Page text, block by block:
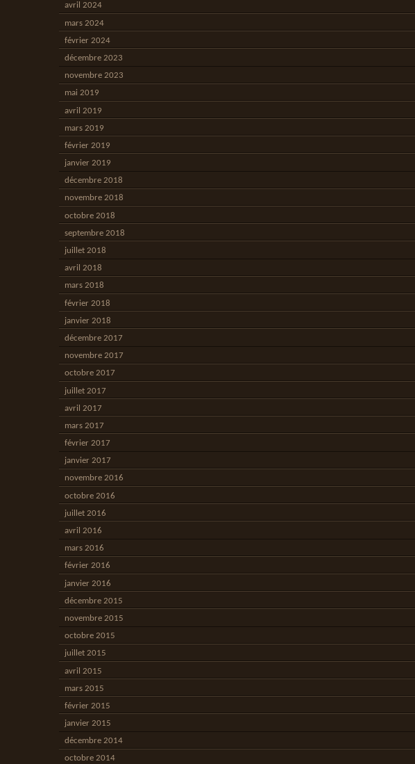
avril 2024
mars 2024
février 2024
décembre 2023
novembre 2023
mai 2019
avril 2019
mars 2019
février 2019
janvier 2019
décembre 2018
novembre 2018
octobre 2018
septembre 2018
juillet 2018
avril 2018
mars 2018
février 2018
janvier 2018
décembre 2017
novembre 2017
octobre 2017
juillet 2017
avril 2017
mars 2017
février 2017
janvier 2017
novembre 2016
octobre 2016
juillet 2016
avril 2016
mars 2016
février 2016
janvier 2016
décembre 2015
novembre 2015
octobre 2015
juillet 2015
avril 2015
mars 2015
février 2015
janvier 2015
décembre 2014
octobre 2014